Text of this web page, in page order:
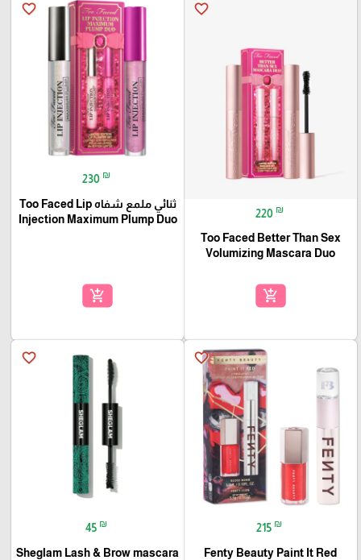
favorite_border
220 ₪
Too Faced Better Than Sex
Volumizing Mascara Duo
add_shopping_cart
favorite_border
230 ₪
ثنائي ملمع شفاه Too Faced Lip
Injection Maximum Plump Duo
add_shopping_cart
favorite_border
215 ₪
Fenty Beauty Paint It Red
favorite_border
45 ₪
Sheglam Lash & Brow mascara